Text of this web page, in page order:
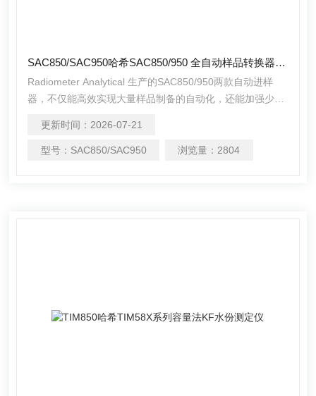
SAC850/SAC950哈希SAC850/950 全自动样品转换器（自动进样器）
Radiometer Analytical 生产的SAC850/950两款自动进样
器，不仅能高效实现大量样品制备的自动化，还能加强少量
时，还为您节省了时间、空间和人力。
更新时间： 2026-07-21
型号： SAC850/SAC950 浏览量： 2804